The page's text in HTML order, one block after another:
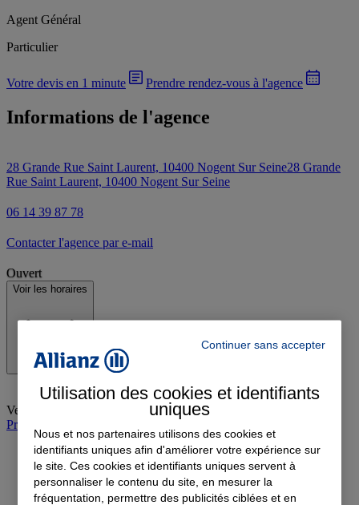
Agent Général
Particulier
Votre devis en 1 minute Prendre rendez-vous à l'agence
Informations de l'agence
28 Grande Rue Saint Laurent, 10400 Nogent Sur Seine28 Grande
Rue Saint Laurent, 10400 Nogent Sur Seine
06 14 39 87 78
Contacter l'agence par e-mail
Ouvert
Voir les horaires
Vendredi
09:00-12:00, 14:00-18:00
Prendre rendez-vous à l'agence
Continuer sans accepter
Utilisation des cookies et identifiants
uniques
Nous et nos partenaires utilisons des cookies et
identifiants uniques afin d'améliorer votre expérience sur
le site. Ces cookies et identifiants uniques servent à
personnaliser le contenu du site, en mesurer la
fréquentation, permettre des publicités ciblées et en